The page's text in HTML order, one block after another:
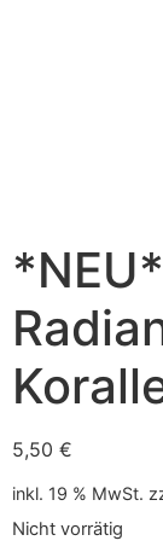
5,50 €
inkl. 19 % MwSt.
Nicht vorrätig